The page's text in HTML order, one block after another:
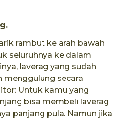
rambut ke arah bawah
seluruhnya ke dalam
laverag yang sudah
menggulung secara
Untuk kamu yang
bisa membeli laverag
panjang pula. Namun jika